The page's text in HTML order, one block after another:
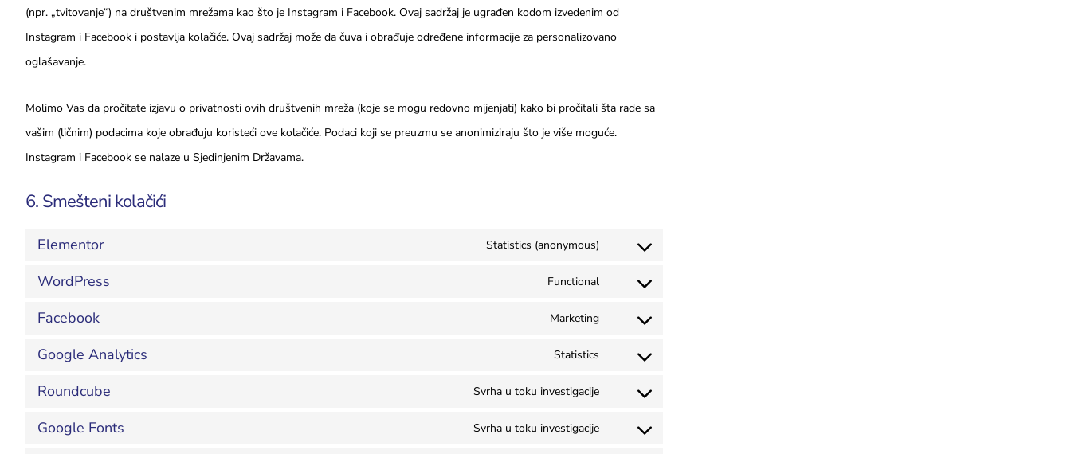
(npr. „tvitovanje“) na društvenim mrežama kao što je Instagram i Facebook. Ovaj sadržaj je ugrađen kodom izvedenim od
Instagram i Facebook i postavlja kolačiće. Ovaj sadržaj može da čuva i obrađuje određene informacije za personalizovano
oglašavanje.
Molimo Vas da pročitate izjavu o privatnosti ovih društvenih mreža (koje se mogu redovno mijenjati) kako bi pročitali šta rade sa
vašim (ličnim) podacima koje obrađuju koristeći ove kolačiće. Podaci koji se preuzmu se anonimiziraju što je više moguće.
Instagram i Facebook se nalaze u Sjedinjenim Državama.
6. Smešteni kolačići
Elementor Statistics (anonymous)
WordPress Functional
Facebook Marketing
Google Analytics Statistics
Roundcube Svrha u toku investigacije
Google Fonts Svrha u toku investigacije